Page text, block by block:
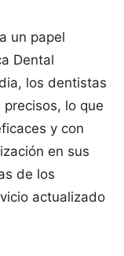
un papel
Dental
los dentistas
lo que
y con
en sus
de los
actualizado